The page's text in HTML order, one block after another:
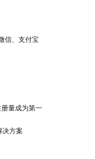
信、支付宝
量成为第一
决方案